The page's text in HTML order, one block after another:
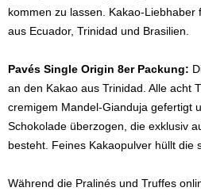
kommen zu lassen. Kakao-Liebhaber
aus Ecuador, Trinidad und Brasilien.
Pavés Single Origin 8er Packung:
an den Kakao aus Trinidad. Alle acht
cremigem Mandel-Gianduja gefertigt
Schokolade überzogen, die exklusiv
besteht. Feines Kakaopulver hüllt die
Während die Pralinés und Truffes